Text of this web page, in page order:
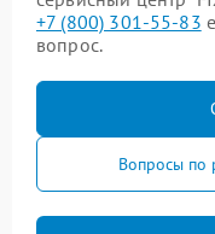
+7 (800) 301-55-83
вопрос.
Вопросы по